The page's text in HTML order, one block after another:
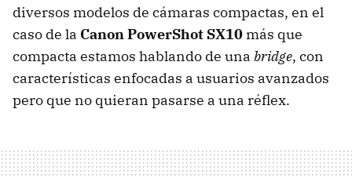
diversos modelos de cámaras compactas, en el
caso de la Canon PowerShot SX10 más que
compacta estamos hablando de una bridge, con
características enfocadas a usuarios avanzados
pero que no quieran pasarse a una réflex.